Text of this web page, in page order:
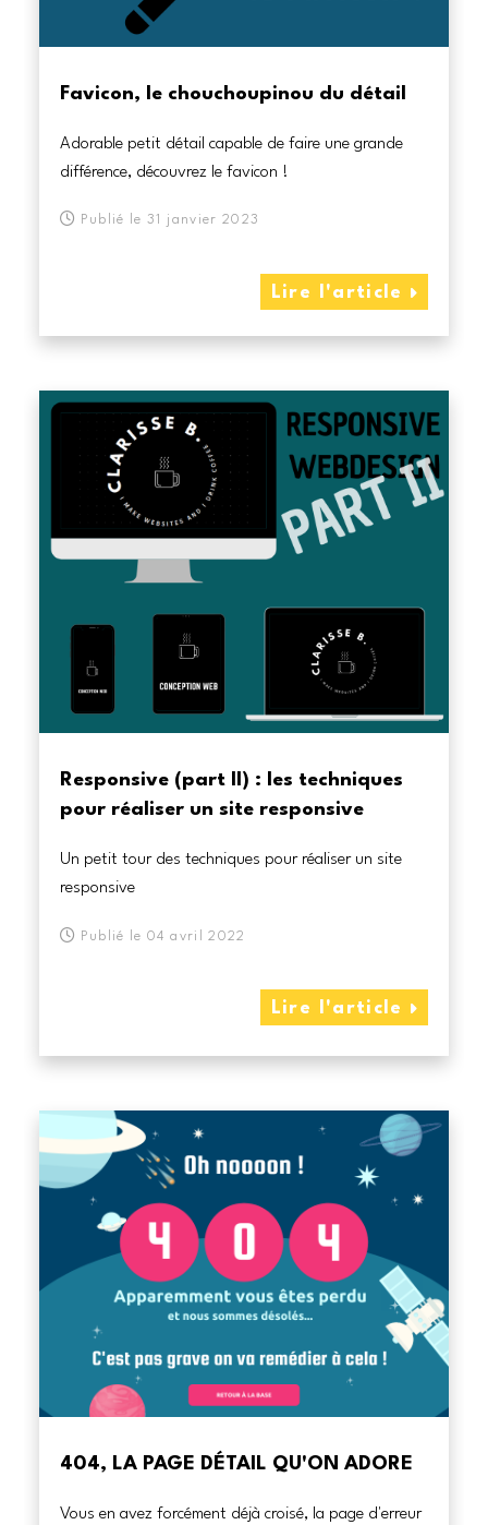
Favicon, le chouchoupinou du détail
Adorable petit détail capable de faire une grande
différence, découvrez le favicon !
Publié le 31 janvier 2023
Lire l'article
Responsive (part II) : les techniques
pour réaliser un site responsive
Un petit tour des techniques pour réaliser un site
responsive
Publié le 04 avril 2022
Lire l'article
404, LA PAGE DÉTAIL QU'ON ADORE
Vous en avez forcément déjà croisé, la page d'erreur